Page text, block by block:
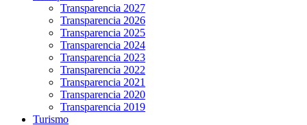
Transparencia 2027
Transparencia 2026
Transparencia 2025
Transparencia 2024
Transparencia 2023
Transparencia 2022
Transparencia 2021
Transparencia 2020
Transparencia 2019
Turismo